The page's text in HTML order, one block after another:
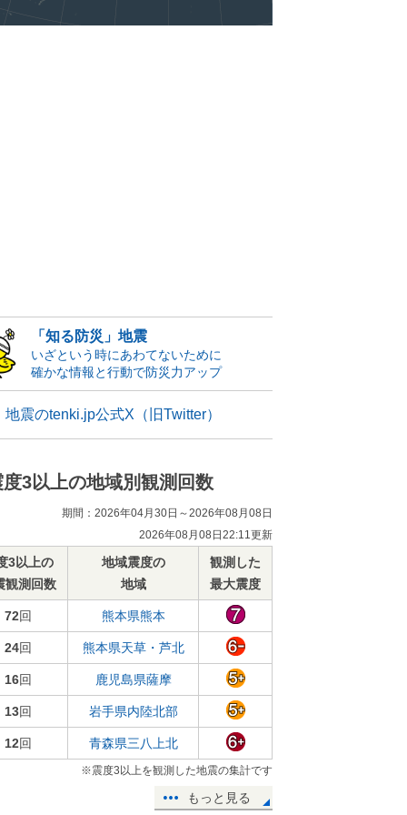
「知る防災」地震
いざという時にあわてないために
確かな情報と行動で防災力アップ
地震のtenki.jp公式X（旧Twitter）
度3以上の地域別観測回数
期間：2026年04月30日～2026年08月08日
2026年08月08日22:11更新
3以上の
観測回数
地域震度の
地域
観測した
最大震度
72回 熊本県熊本
24回 熊本県天草・芦北
16回 鹿児島県薩摩
13回 岩手県内陸北部
12回 青森県三八上北
※震度3以上を観測した地震の集計です
もっと見る